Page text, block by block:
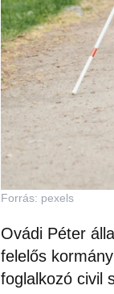
Forrás: pexels
Ovádi Péter
felelős
foglalkozó civil